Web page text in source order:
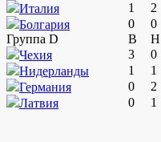
Италия
1 2
Болгария
0 0
Группа D
В Н
Чехия
3 0
Нидерланды
1 1
Германия
0 2
Латвия
0 1